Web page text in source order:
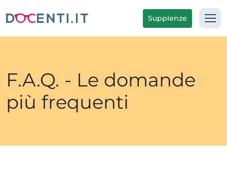
Supplenze
F.A.Q. - Le domande
più frequenti